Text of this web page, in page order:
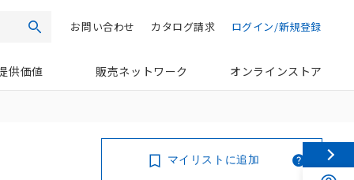
検索 ログイン/新規登録
カタログ請求
お問い合わせ
供価値 販売ネットワーク オンラインストア
マイリストに追加